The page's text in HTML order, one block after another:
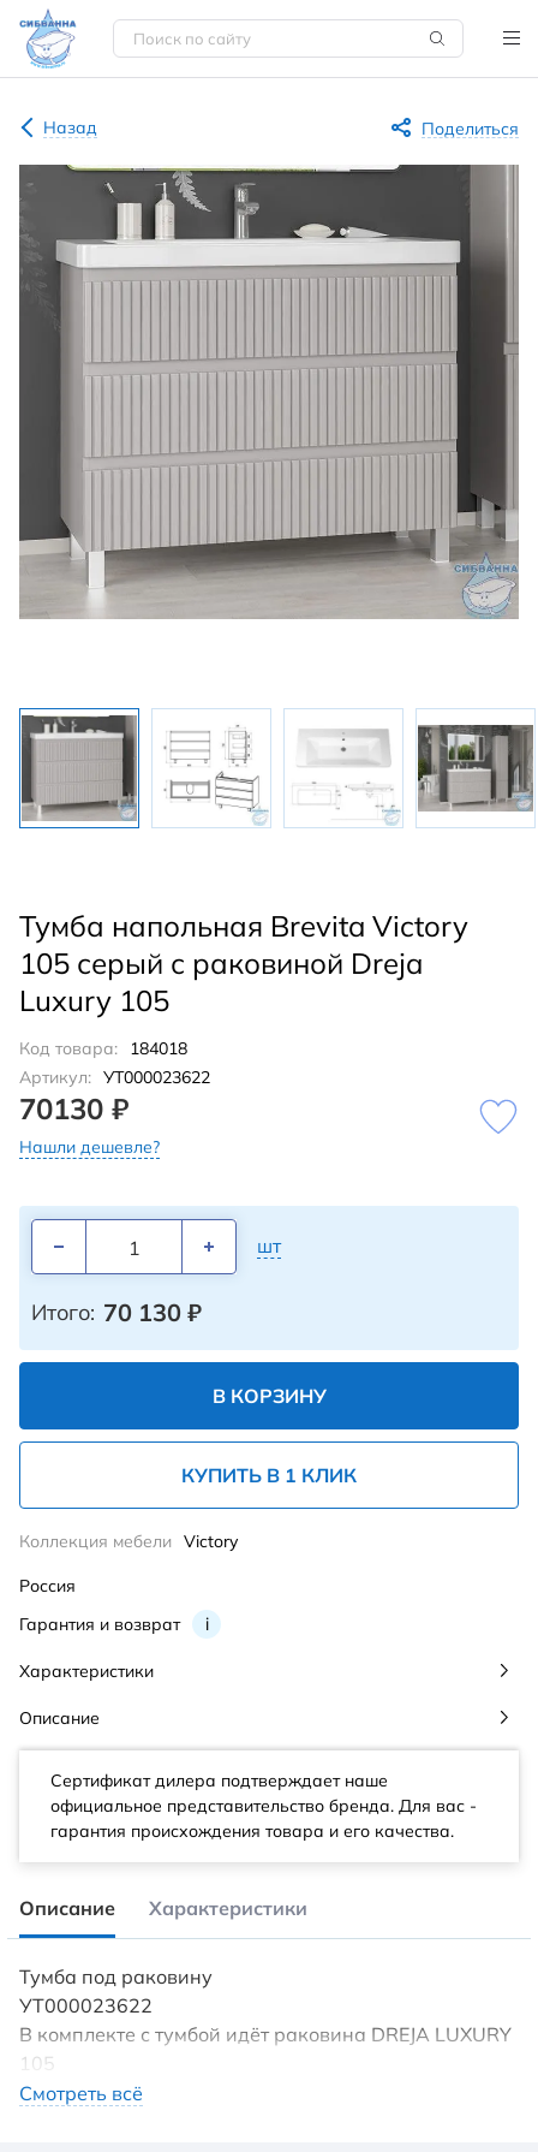
Назад Поделиться
Тумба напольная Brevita Victory
105 серый с раковиной Dreja
Luxury 105
Код товара:
184018
Артикул: УТ000023622
70130 ₽
Нашли дешевле?
шт
Итого: 70 130 ₽
В КОРЗИНУ
КУПИТЬ В 1 КЛИК
Гарантия и возврат i
Коллекция мебели Victory
Россия
Характеристики
Описание
Сертификат дилера подтверждает наше
официальное представительство бренда. Для вас -
гарантия происхождения товара и его качества.
Описание Характеристики
Тумба под раковину
УТ000023622
В комплекте с тумбой идёт раковина DREJA LUXURY
105
Материал фасада: МДФ // Материал корпуса: ЛДСП
Смотреть всё